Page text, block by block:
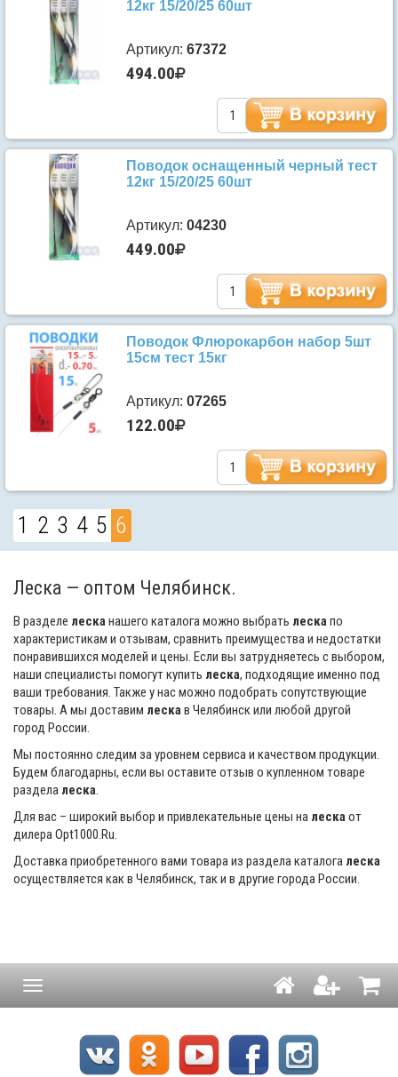
12кг 15/20/25 60шт
Артикул: 67372
494.00
Поводок оснащенный черный тест
12кг 15/20/25 60шт
Артикул: 04230
449.00
Поводок Флюрокарбон набор 5шт
15см тест 15кг
Артикул: 07265
122.00
1 2 3 4 5 6
Леска — оптом Челябинск.
В разделе лесканашего каталога можно выбрать лескапо
характеристикам и отзывам, сравнить преимущества и недостатки
понравившихся моделей и цены. Если вы затрудняетесь с выбором,
наши специалисты помогут купить леска, подходящие именно под
ваши требования. Также у нас можно подобрать сопутствующие
товары. А мы доставим лескав Челябинск или любой другой
город России.
Мы постоянно следим за уровнем сервиса и качеством продукции.
Будем благодарны, если вы оставите отзыв о купленном товаре
раздела леска.
Для вас – широкий выбор и привлекательные цены на лескаот
дилера Opt1000.Ru.
Доставка приобретенного вами товара из раздела каталога леска
осуществляется как в Челябинск, так и в другие города России.
Навигация